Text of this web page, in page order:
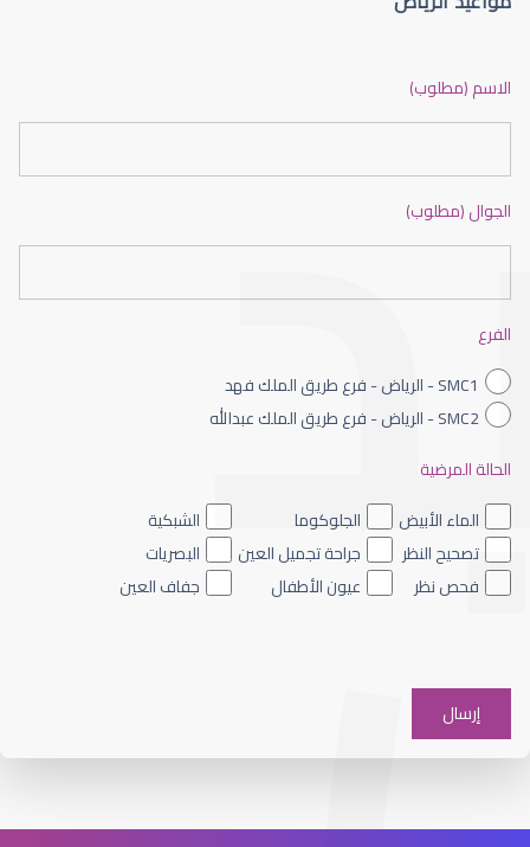
جفاف عيوني
الاسم (مطلوب)
الجوال (مطلوب)
الفرع
SMC1 - الرياض - فرع طريق الملك فهد
SMC2 - الرياض - فرع طريق الملك عبدالله
الحالة المرضية
الماء الأبيض
الجلوكوما
الشبكية
تصحيح النظر
جراحة تجميل العين
البصريات
فحص نظر
عيون الأطفال جفاف العين